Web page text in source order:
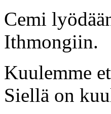
Cemi
Ithmongiin.
Kuulemme
Siellä on